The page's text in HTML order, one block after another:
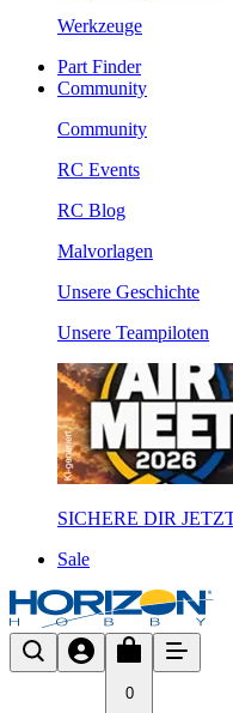
Werkzeuge
Part Finder
Community
Community
RC Events
RC Blog
Malvorlagen
Unsere Geschichte
Unsere Teampiloten
SICHERE DIR
Sale
0